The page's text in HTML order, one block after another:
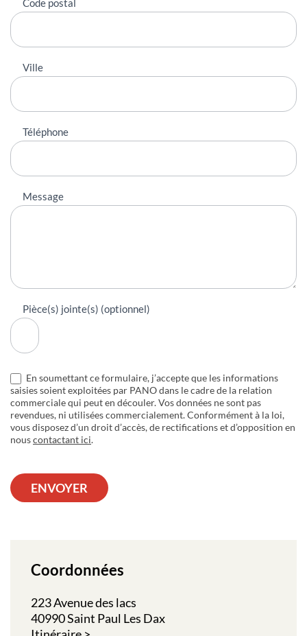
Code postal
Ville
Téléphone
Message
Pièce(s) jointe(s) (optionnel)
En soumettant ce formulaire, j’accepte que les informations
saisies soient exploitées par PANO dans le cadre de la relation
commerciale qui peut en découler. Vos données ne sont pas
revendues, ni utilisées commercialement. Conformément à la loi,
vous disposez d’un droit d’accès, de rectifications et d’opposition en
nouscontactant ici.
ENVOYER
Coordonnées
223 Avenue des lacs
40990 Saint Paul Les Dax